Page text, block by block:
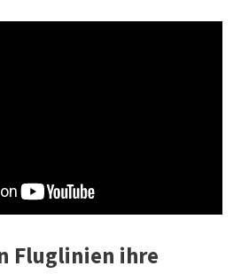
Fluglinien ihre